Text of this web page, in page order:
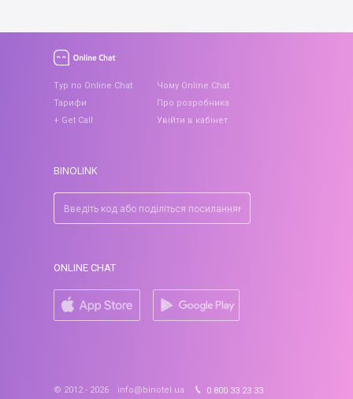
Тур по Online Chat
Тарифи
+ Get Call
Чому Online Chat
Про розробника
Увійти в кабінет
BINOLINK
ONLINE CHAT
© 2012 - 2026 info@binotel.ua 0 800 33 23 33